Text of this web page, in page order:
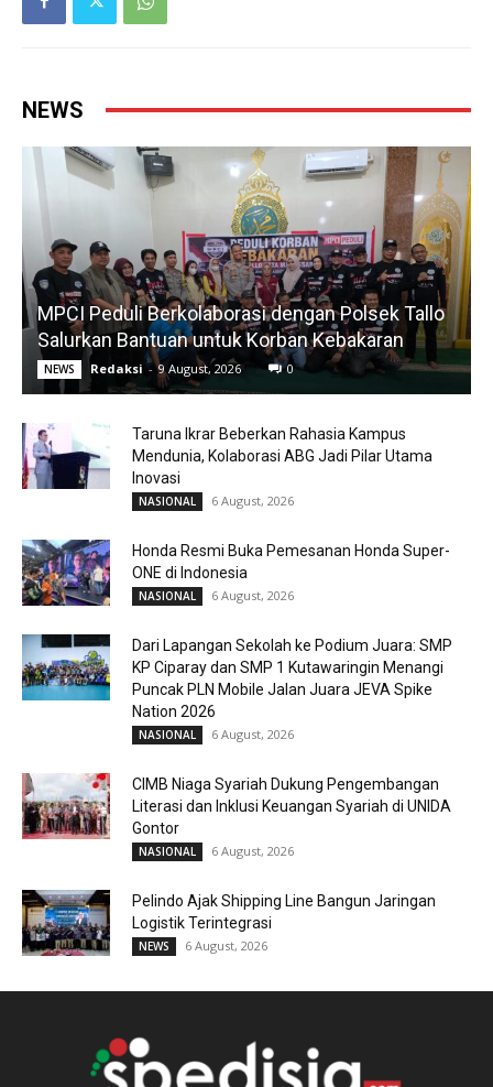
NEWS
MPCI Peduli Berkolaborasi dengan Polsek Tallo
Salurkan Bantuan untuk Korban Kebakaran
NEWS Redaksi - 9 August, 2026 0
Taruna Ikrar Beberkan Rahasia Kampus
Mendunia, Kolaborasi ABG Jadi Pilar Utama
Inovasi
NASIONAL 6 August, 2026
Honda Resmi Buka Pemesanan Honda Super-
ONE di Indonesia
NASIONAL 6 August, 2026
Dari Lapangan Sekolah ke Podium Juara: SMP
KP Ciparay dan SMP 1 Kutawaringin Menangi
Puncak PLN Mobile Jalan Juara JEVA Spike
Nation 2026
NASIONAL 6 August, 2026
CIMB Niaga Syariah Dukung Pengembangan
Literasi dan Inklusi Keuangan Syariah di UNIDA
Gontor
NASIONAL 6 August, 2026
Pelindo Ajak Shipping Line Bangun Jaringan
Logistik Terintegrasi
NEWS 6 August, 2026